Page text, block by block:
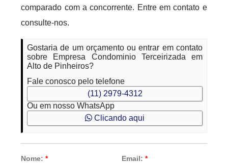
comparado com a concorrente. Entre em contato e
consulte-nos.
Gostaria de um orçamento ou entrar em contato
sobre Empresa Condominio Terceirizada em
Alto de Pinheiros?
Fale conosco pelo telefone
(11) 2979-4312
Ou em nosso WhatsApp
Clicando aqui
Nome:* Email: *